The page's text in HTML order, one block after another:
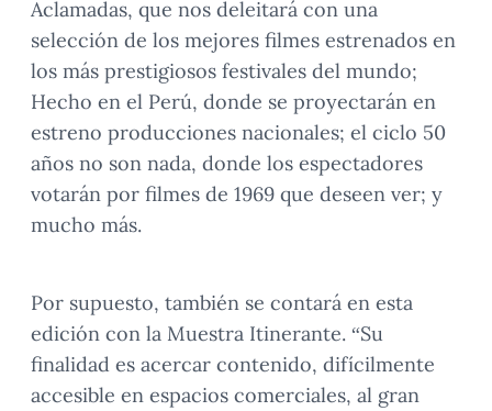
Aclamadas, que nos deleitará con una
selección de los mejores filmes estrenados en
los más prestigiosos festivales del mundo;
Hecho en el Perú, donde se proyectarán en
estreno producciones nacionales; el ciclo 50
años no son nada, donde los espectadores
votarán por filmes de 1969 que deseen ver; y
mucho más.
Por supuesto, también se contará en esta
edición con la Muestra Itinerante. “Su
finalidad es acercar contenido, difícilmente
accesible en espacios comerciales, al gran